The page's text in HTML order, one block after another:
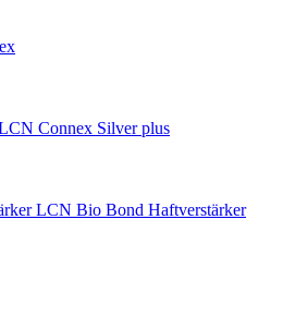
Connex Silver plus
LCN Bio Bond Haftverstärker